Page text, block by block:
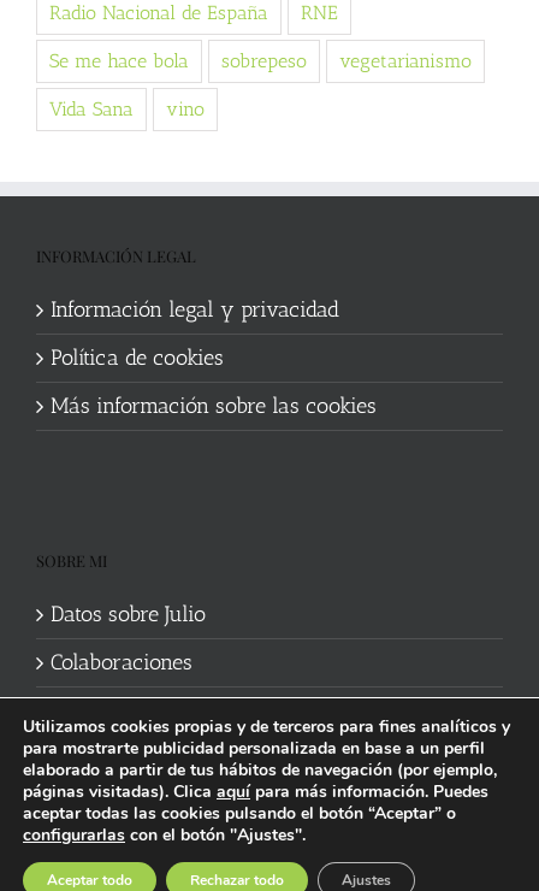
Radio Nacional de España RNE
Se me hace bola sobrepeso vegetarianismo
Vida Sana vino
INFORMACIÓN LEGAL
Información legal y privacidad
Política de cookies
Más información sobre las cookies
SOBRE MI
Datos sobre Julio
Colaboraciones
Política de cookies | Información legal y privacidad
| Web mantenida
porStudi7
Facebook YouTubeInstagramSpotify
BlueskyThreads
Utilizamos cookies propias y de terceros para fines analíticos y
para mostrarte publicidad personalizada en base a un perfil
elaborado a partir de tus hábitos de navegación (por ejemplo,
páginas visitadas). Clica aquípara más información. Puedes
aceptar todas las cookies pulsando el botón “Aceptar” o
configurarlas con el botón "Ajustes".
Aceptar todo Rechazar todo Ajustes